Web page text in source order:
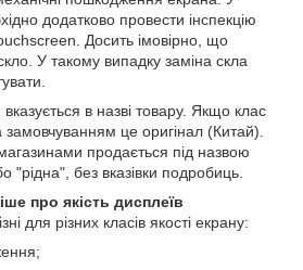
додатково провести інспекцію
Досить імовірно, що
У такому випадку заміна скла
вказується в назві товару. Якщо клас
замовчуванням це оригінал (Китай).
продається під назвою
"рідна", без вказівки подробиць.
про якість дисплеїв
для різних класів якості екрану: